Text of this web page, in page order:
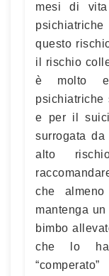
mesi di
questo
il rischio
è molto
psichiatriche
e per il
surrogata
alto
che
mantenga
bimbo
che lo